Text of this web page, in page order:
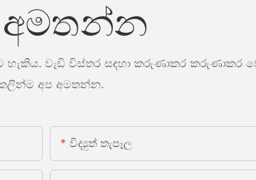
අමතන්න
හැකිය. වැඩි විස්තර සඳහා කරුණාකර
අප අමතන්න.
විද්‍යුත් තැපෑල